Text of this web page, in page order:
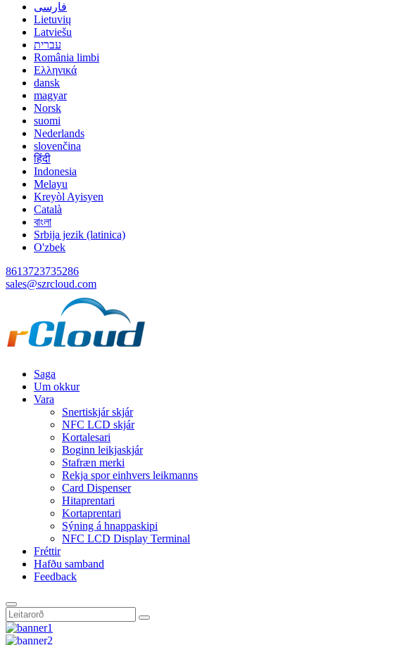
فارسی
Lietuvių
Latviešu
עברית
România limbi
Ελληνικά
dansk
magyar
Norsk
suomi
Nederlands
slovenčina
हिंदी
Indonesia
Melayu
Kreyòl Ayisyen
Català
বাংলা
Srbija jezik (latinica)
O'zbek
8613723735286
sales@szrcloud.com
Saga
Um okkur
Vara
Snertiskjár skjár
NFC LCD skjár
Kortalesari
Boginn leikjaskjár
Stafræn merki
Rekja spor einhvers leikmanns
Card Dispenser
Hitaprentari
Kortaprentari
Sýning á hnappaskipi
NFC LCD Display Terminal
Fréttir
Hafðu samband
Feedback